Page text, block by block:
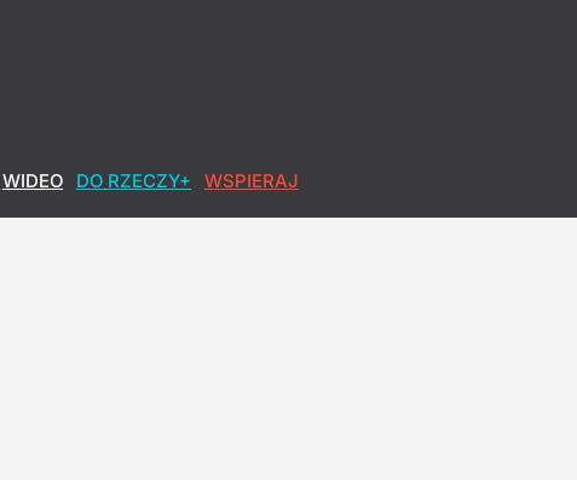
WIDEO DO RZECZY+ WSPIERAJ